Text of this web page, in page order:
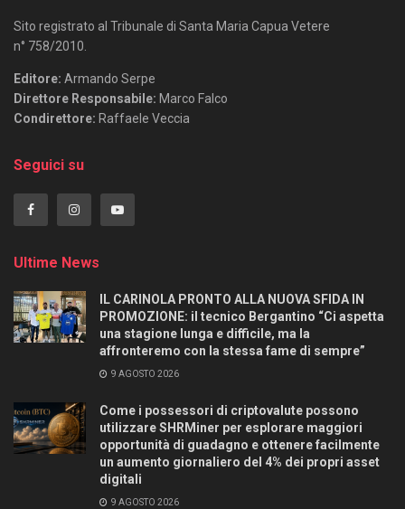
Sito registrato al Tribunale di Santa Maria Capua Vetere
n° 758/2010.
Editore: Armando Serpe
Direttore Responsabile: Marco Falco
Condirettore: Raffaele Veccia
Seguici su
Ultime News
IL CARINOLA PRONTO ALLA NUOVA SFIDA IN
PROMOZIONE: il tecnico Bergantino “Ci aspetta
una stagione lunga e difficile, ma la
affronteremo con la stessa fame di sempre”
9 AGOSTO 2026
Come i possessori di criptovalute possono
utilizzare SHRMiner per esplorare maggiori
opportunità di guadagno e ottenere facilmente
un aumento giornaliero del 4% dei propri asset
digitali
9 AGOSTO 2026